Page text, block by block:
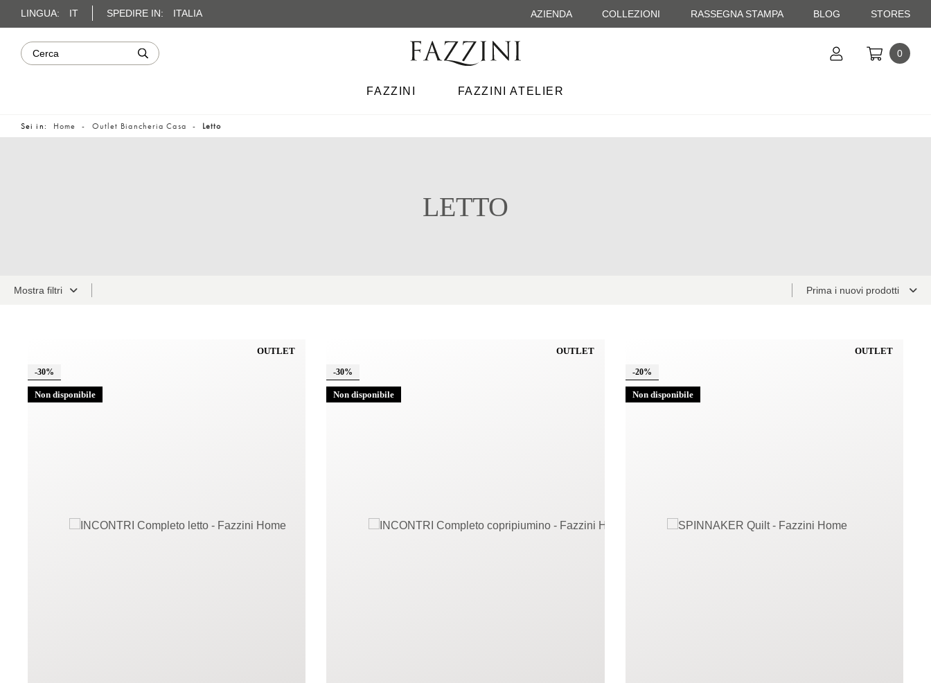
LINGUA: IT SPEDIRE IN: ITALIA AZIENDA COLLEZIONI RASSEGNA STAMPA BLOG STORES
0
FAZZINI FAZZINI ATELIER
Sei in: Home Outlet Biancheria Casa Letto
LETTO
Mostra filtri Prima i nuovi prodotti
-30%
Non disponibile
OUTLET
-30%
Non disponibile
OUTLET
-20%
Non disponibile
OUTLET